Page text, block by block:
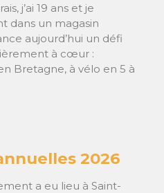
j’ai 19 ans et je
dans un magasin
aujourd’hui un défi
à cœur :
Bretagne, à vélo en 5 à
2026
a eu lieu à Saint-